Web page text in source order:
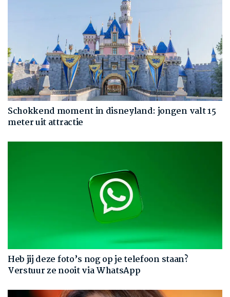
Schokkend moment in disneyland: jongen valt 15
meter uit attractie
Heb jij deze foto’s nog op je telefoon staan?
Verstuur ze nooit via WhatsApp